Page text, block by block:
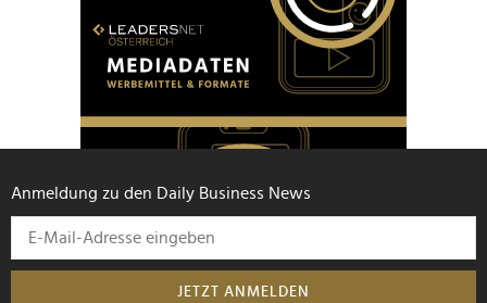
Anmeldung zu den Daily Business News
JETZT ANMELDEN